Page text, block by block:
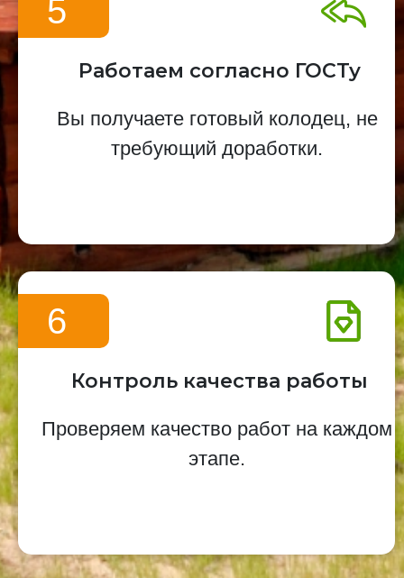
5
Работаем согласно ГОСТу
Вы получаете готовый колодец, не
требующий доработки.
6
Контроль качества работы
Проверяем качество работ на каждом
этапе.